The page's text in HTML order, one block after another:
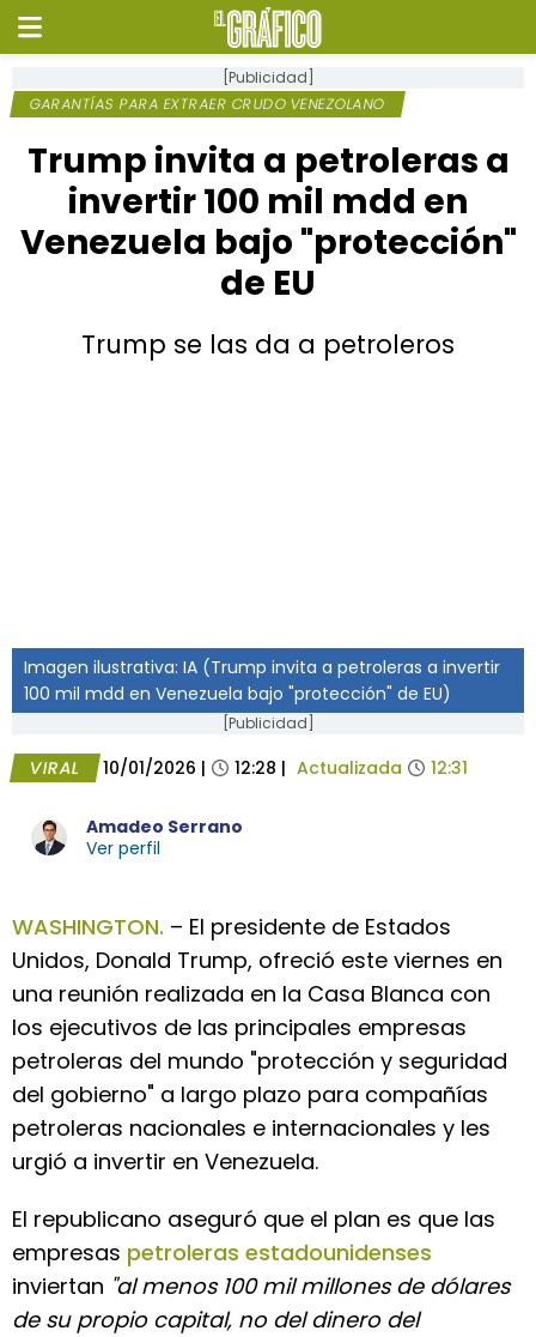
[Publicidad]
GARANTÍAS PARA EXTRAER CRUDO VENEZOLANO
Trump invita a petroleras a
invertir 100 mil mdd en
Venezuela bajo "protección"
de EU
Trump se las da a petroleros
Imagen ilustrativa: IA (Trump invita a petroleras a invertir
100 mil mdd en Venezuela bajo "protección" de EU)
[Publicidad]
VIRAL 10/01/2026 | 12:28 | Actualizada 12:31
Amadeo Serrano
Ver perfil
WASHINGTON. – El presidente de Estados
Unidos, Donald Trump, ofreció este viernes en
una reunión realizada en la Casa Blanca con
los ejecutivos de las principales empresas
petroleras del mundo "protección y seguridad
del gobierno" a largo plazo para compañías
petroleras nacionales e internacionales y les
urgió a invertir en Venezuela.
El republicano aseguró que el plan es que las
empresas petroleras estadounidenses
inviertan "al menos 100 mil millones de dólares
de su propio capital, no del dinero del